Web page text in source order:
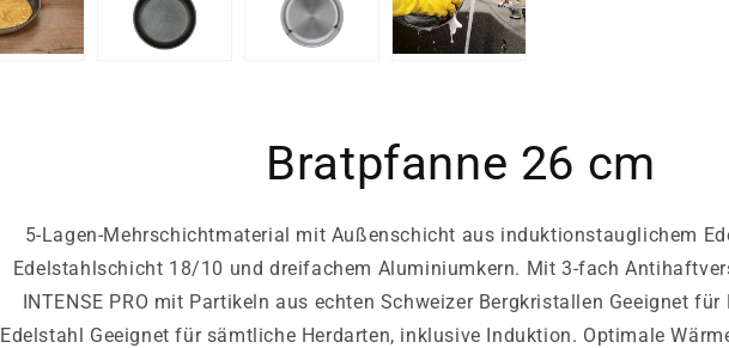
Bratpfanne 26 cm
5-Lagen-Mehrschichtmaterial mit Außenschicht aus induktionstauglichem
Edelstahlschicht 18/10 und dreifachem Aluminiumkern. Mit 3-fach
INTENSE PRO mit Partikeln aus echten Schweizer Bergkristallen Geeignet
Edelstahl Geeignet für sämtliche Herdarten, inklusive Induktion. Optimale